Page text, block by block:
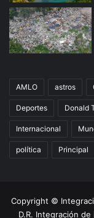
AMLO astros
Deportes Donald
Internacional
política Principal
Copyright ©
D.R. Integración